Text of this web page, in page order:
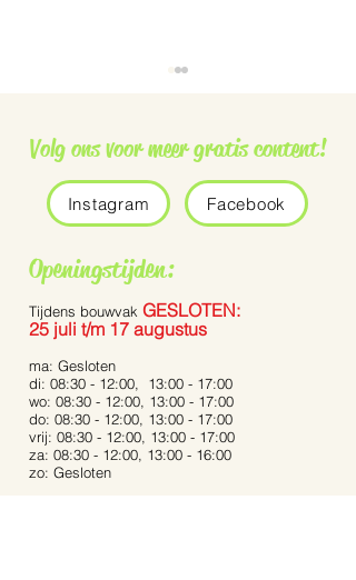
Grauwe vliegenvanger
Volg ons voor meer gratis content!
Instagram Facebook
Openingstijden:
Tijdens bouwvak GESLOTEN:
25 juli t/m 17 augustus
ma: Gesloten
di: 08:30 - 12:00, 13:00 - 17:00
wo: 08:30 - 12:00, 13:00 - 17:00
do: 08:30 - 12:00, 13:00 - 17:00
vrij: 08:30 - 12:00, 13:00 - 17:00
za: 08:30 - 12:00, 13:00 - 16:00
zo: Gesloten